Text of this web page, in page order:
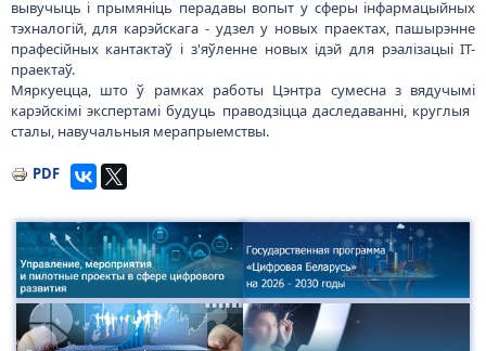
вывучыць і прымяніць перадавы вопыт у сферы інфармацыйных
тэхналогій, для карэйскага - удзел у новых праектах, пашырэнне
прафесійных кантактаў і з'яўленне новых ідэй для рэалізацыі ІТ-
праектаў.
Мяркуецца, што ў рамках работы Цэнтра сумесна з вядучымі
карэйскімі экспертамі будуць праводзіцца даследаванні, круглыя ​​
сталы, навучальныя мерапрыемствы.
PDF